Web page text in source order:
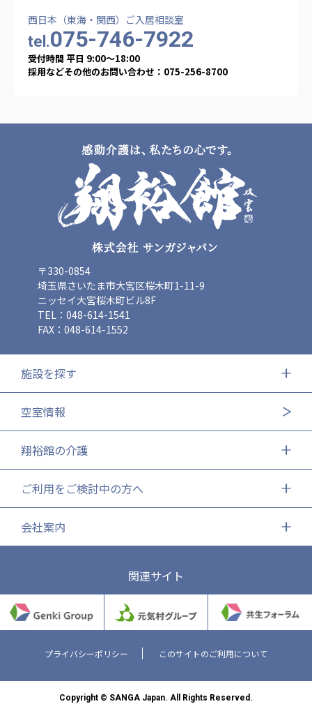
西日本（東海・関西）ご入居相談室
tel.075-746-7922
受付時間 平日 9:00〜18:00
採用などその他のお問い合わせ：075-256-8700
〒330-0854
埼玉県さいたま市大宮区桜木町1-11-9
ニッセイ大宮桜木町ビル8F
TEL：048-614-1541
FAX：048-614-1552
施設を探す
空室情報
翔裕館の介護
ご利用をご検討中の方へ
会社案内
関連サイト
プライバシーポリシー このサイトのご利用について
Copyright © SANGA Japan. All Rights Reserved.